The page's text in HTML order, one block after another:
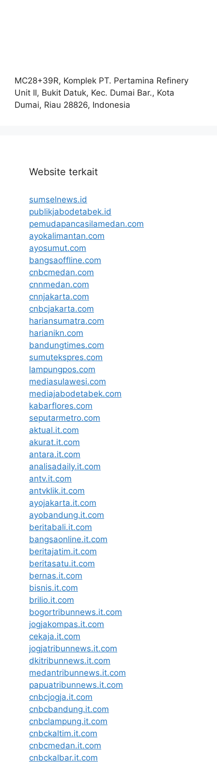
MC28+39R, Komplek PT. Pertamina Refinery
Unit II, Bukit Datuk, Kec. Dumai Bar., Kota
Dumai, Riau 28826, Indonesia
Website terkait
sumselnews.id
publikjabodetabek.id
pemudapancasilamedan.com
ayokalimantan.com
ayosumut.com
bangsaoffline.com
cnbcmedan.com
cnnmedan.com
cnnjakarta.com
cnbcjakarta.com
hariansumatra.com
harianikn.com
bandungtimes.com
sumutekspres.com
lampungpos.com
mediasulawesi.com
mediajabodetabek.com
kabarflores.com
seputarmetro.com
aktual.it.com
akurat.it.com
antara.it.com
analisadaily.it.com
antv.it.com
antvklik.it.com
ayojakarta.it.com
ayobandung.it.com
beritabali.it.com
bangsaonline.it.com
beritajatim.it.com
beritasatu.it.com
bernas.it.com
bisnis.it.com
brilio.it.com
bogortribunnews.it.com
jogjakompas.it.com
cekaja.it.com
jogjatribunnews.it.com
dkitribunnews.it.com
medantribunnews.it.com
papuatribunnews.it.com
cnbcjogja.it.com
cnbcbandung.it.com
cnbclampung.it.com
cnbckaltim.it.com
cnbcmedan.it.com
cnbckalbar.it.com